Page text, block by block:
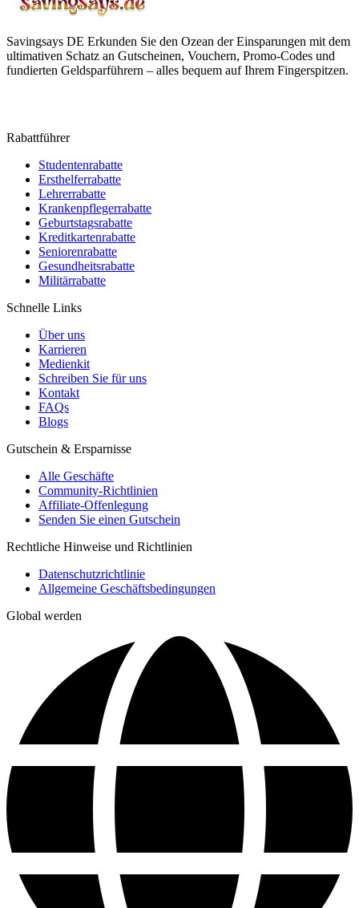
Savingsays DE Erkunden Sie den Ozean der Einsparungen mit dem
ultimativen Schatz an Gutscheinen, Vouchern, Promo-Codes und
fundierten Geldsparführern – alles bequem auf Ihrem Fingerspitzen.
Rabattführer
Studentenrabatte
Ersthelferrabatte
Lehrerrabatte
Krankenpflegerrabatte
Geburtstagsrabatte
Kreditkartenrabatte
Seniorenrabatte
Gesundheitsrabatte
Militärrabatte
Schnelle Links
Über uns
Karrieren
Medienkit
Schreiben Sie für uns
Kontakt
FAQs
Blogs
Gutschein & Ersparnisse
Alle Geschäfte
Community-Richtlinien
Affiliate-Offenlegung
Senden Sie einen Gutschein
Rechtliche Hinweise und Richtlinien
Datenschutzrichtlinie
Allgemeine Geschäftsbedingungen
Global werden